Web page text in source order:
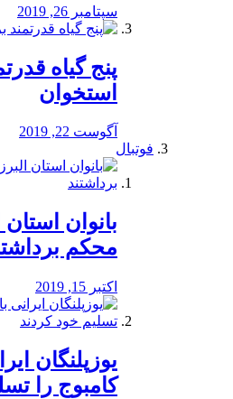
سپتامبر 26, 2019
پنج گیاه
استخوان
آگوست 22, 2019
فوتبال
بانوان استان
محكم
اکتبر 15, 2019
یوزپلنگان
کامبوج را